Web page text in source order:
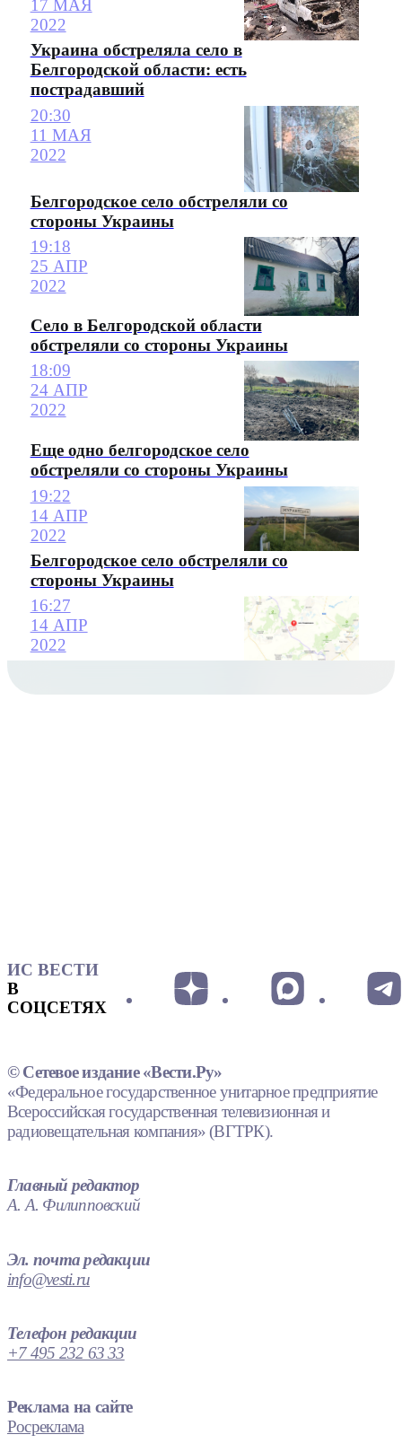
17 МАЯ
2022
Украина обстреляла село в
Белгородской области: есть
пострадавший
20:30
11 МАЯ
2022
Белгородское село обстреляли со
стороны Украины
19:18
25 АПР
2022
Село в Белгородской области
обстреляли со стороны Украины
18:09
24 АПР
2022
Еще одно белгородское село
обстреляли со стороны Украины
19:22
14 АПР
2022
Белгородское село обстреляли со
стороны Украины
16:27
14 АПР
2022
ИС ВЕСТИ
В
СОЦСЕТЯХ
© Сетевое издание «Вести.Ру»
«Федеральное государственное унитарное предприятие
Всероссийская государственная телевизионная и
радиовещательная компания» (ВГТРК).
Главный редактор
А. А. Филипповский
Эл. почта редакции
info@vesti.ru
Телефон редакции
+7 495 232 63 33
Реклама на сайте
Росреклама